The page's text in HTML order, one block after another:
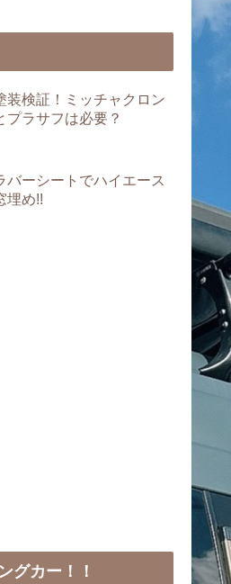
装検証！ミッチャクロン
プラサフは必要？
バーシートでハイエース
埋め!!
グカー！！